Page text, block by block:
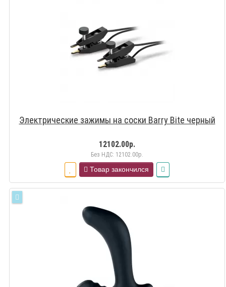
Электрические зажимы на соски Barry Bite черный
12102.00р.
Без НДС: 12102.00р.
Товар закончился